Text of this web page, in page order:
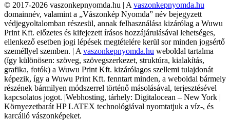
© 2017-2026 vaszonkepnyomda.hu | A vaszonkepnyomda.hu
domainnév, valamint a „Vászonkép Nyomda” név bejegyzett
védjegyoltalomban részesül, annak felhasználása kizárólag a Wuwu
Print Kft. előzetes és kifejezett írásos hozzájárulásával lehetséges,
ellenkező esetben jogi lépések megtételére kerül sor minden jogsértő
személlyel szemben. | A vaszonkepnyomda.hu weboldal tartalma
(így különösen: szöveg, szövegszerkezet, struktúra, kialakítás,
grafika, fotók) a Wuwu Print Kft. kizárólagos szellemi tulajdonát
képezik, így a Wuwu Print Kft. fenntart minden, a weboldal bármely
részének bármilyen módszerrel történő másolásával, terjesztésével
kapcsolatos jogot. |Webhosting, tárhely: Digitalocean – New York |
Környezetbarát HP LATEX technológiával nyomtatjuk a víz-, és
karcálló vászonképeket.